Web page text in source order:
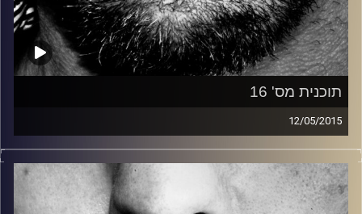
תוכנית מס' 16
12/05/2015
זיפים, מוזיקה מחוספסת של הופעות חיות. הרבה ג'אם, רוק,
בלוז, bluegrass, ג'אז, Fאנק, פרוגרסיב ואפילו אלקטרוניקה.
כל מה שחי, אמיתי ונושם.
עם שמוליק רגב.